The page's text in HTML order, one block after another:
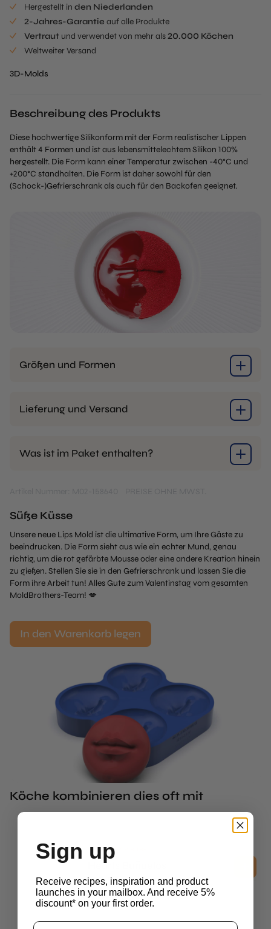
Hergestellt in den Niederlanden
2-Jahres-Garantie auf alle Produkte
Vertraut und verwendet von mehr als20.000 Köchen
Weltweiter Versand
3D-Molds
Beschreibung des Produkts
Diese hochwertige Silikonform mit der Form realistischer Lippen
enthält 4 Formen und ist aus lebensmittelechtem Silikon 100%
hergestellt. Die Form kann einer Temperatur zwischen -40°C und
+200°C standhalten. Die Form ist daher sowohl für den
(Schock-)Gefrierschrank als auch für den Backofen geeignet.
Größen und Formen
Lieferung und Versand
Was ist im Paket enthalten?
Süße Küsse
Unsere neue Lips Mold ist die ultimative Form, um Ihre Gäste zu
beeindrucken. Die Form sieht aus wie ein echter Mund, genau
richtig, um die rot gefärbte Mousse oder eine andere Kreation hinein
zu gießen. Stellen Sie sie in den Gefrierschrank und lassen Sie die
Form ihre Arbeit tun! Alles Gute zum Valentinstag vom gesamten
MoldBrothers-Team! 💋
In den Warenkorb legen
Köche kombinieren dies oft mit
Buñuelos / Pie Tee
Hearts Buñuelos
£90.05 ohne MwSt.
Sign up
Receive recipes, inspiration and product
launches in your mailbox. And receive 5%
discount* on your first order.